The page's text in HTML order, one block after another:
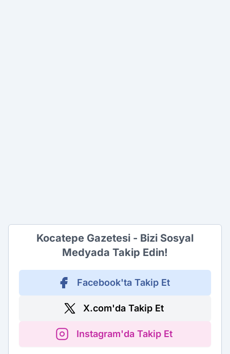
Kocatepe Gazetesi - Bizi Sosyal
Medyada Takip Edin!
Facebook'ta Takip Et
X.com'da Takip Et
Instagram'da Takip Et